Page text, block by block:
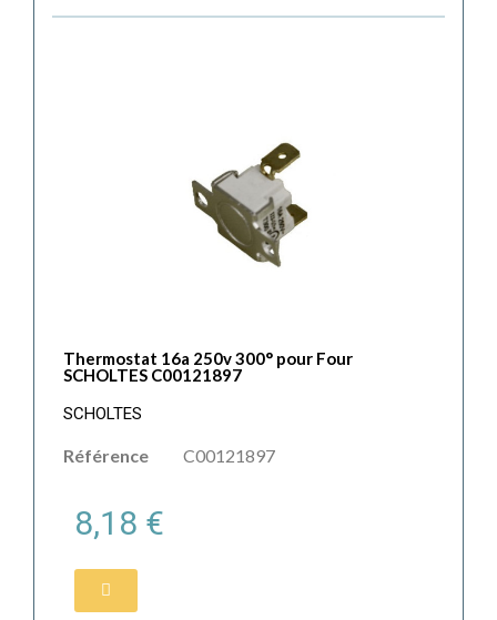
Thermostat 16a 250v 300° pour Four
SCHOLTES C00121897
SCHOLTES
Référence C00121897
8,18 €